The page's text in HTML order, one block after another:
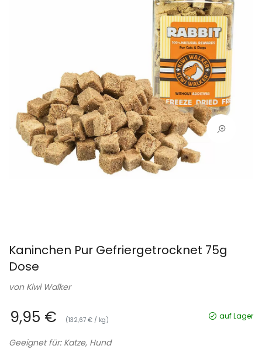
Kaninchen Pur Gefriergetrocknet 75g
Dose
von Kiwi Walker
9,95 € (132,67 € / kg) auf Lager
Geeignet für: Katze, Hund